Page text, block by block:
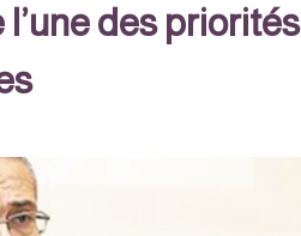
des priorités